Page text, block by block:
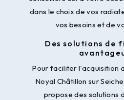
dans le choix de vos
vos besoins et de
Des solutions de
Pour faciliter l'acquisition
Noyal Châtillon sur
propose des solutions